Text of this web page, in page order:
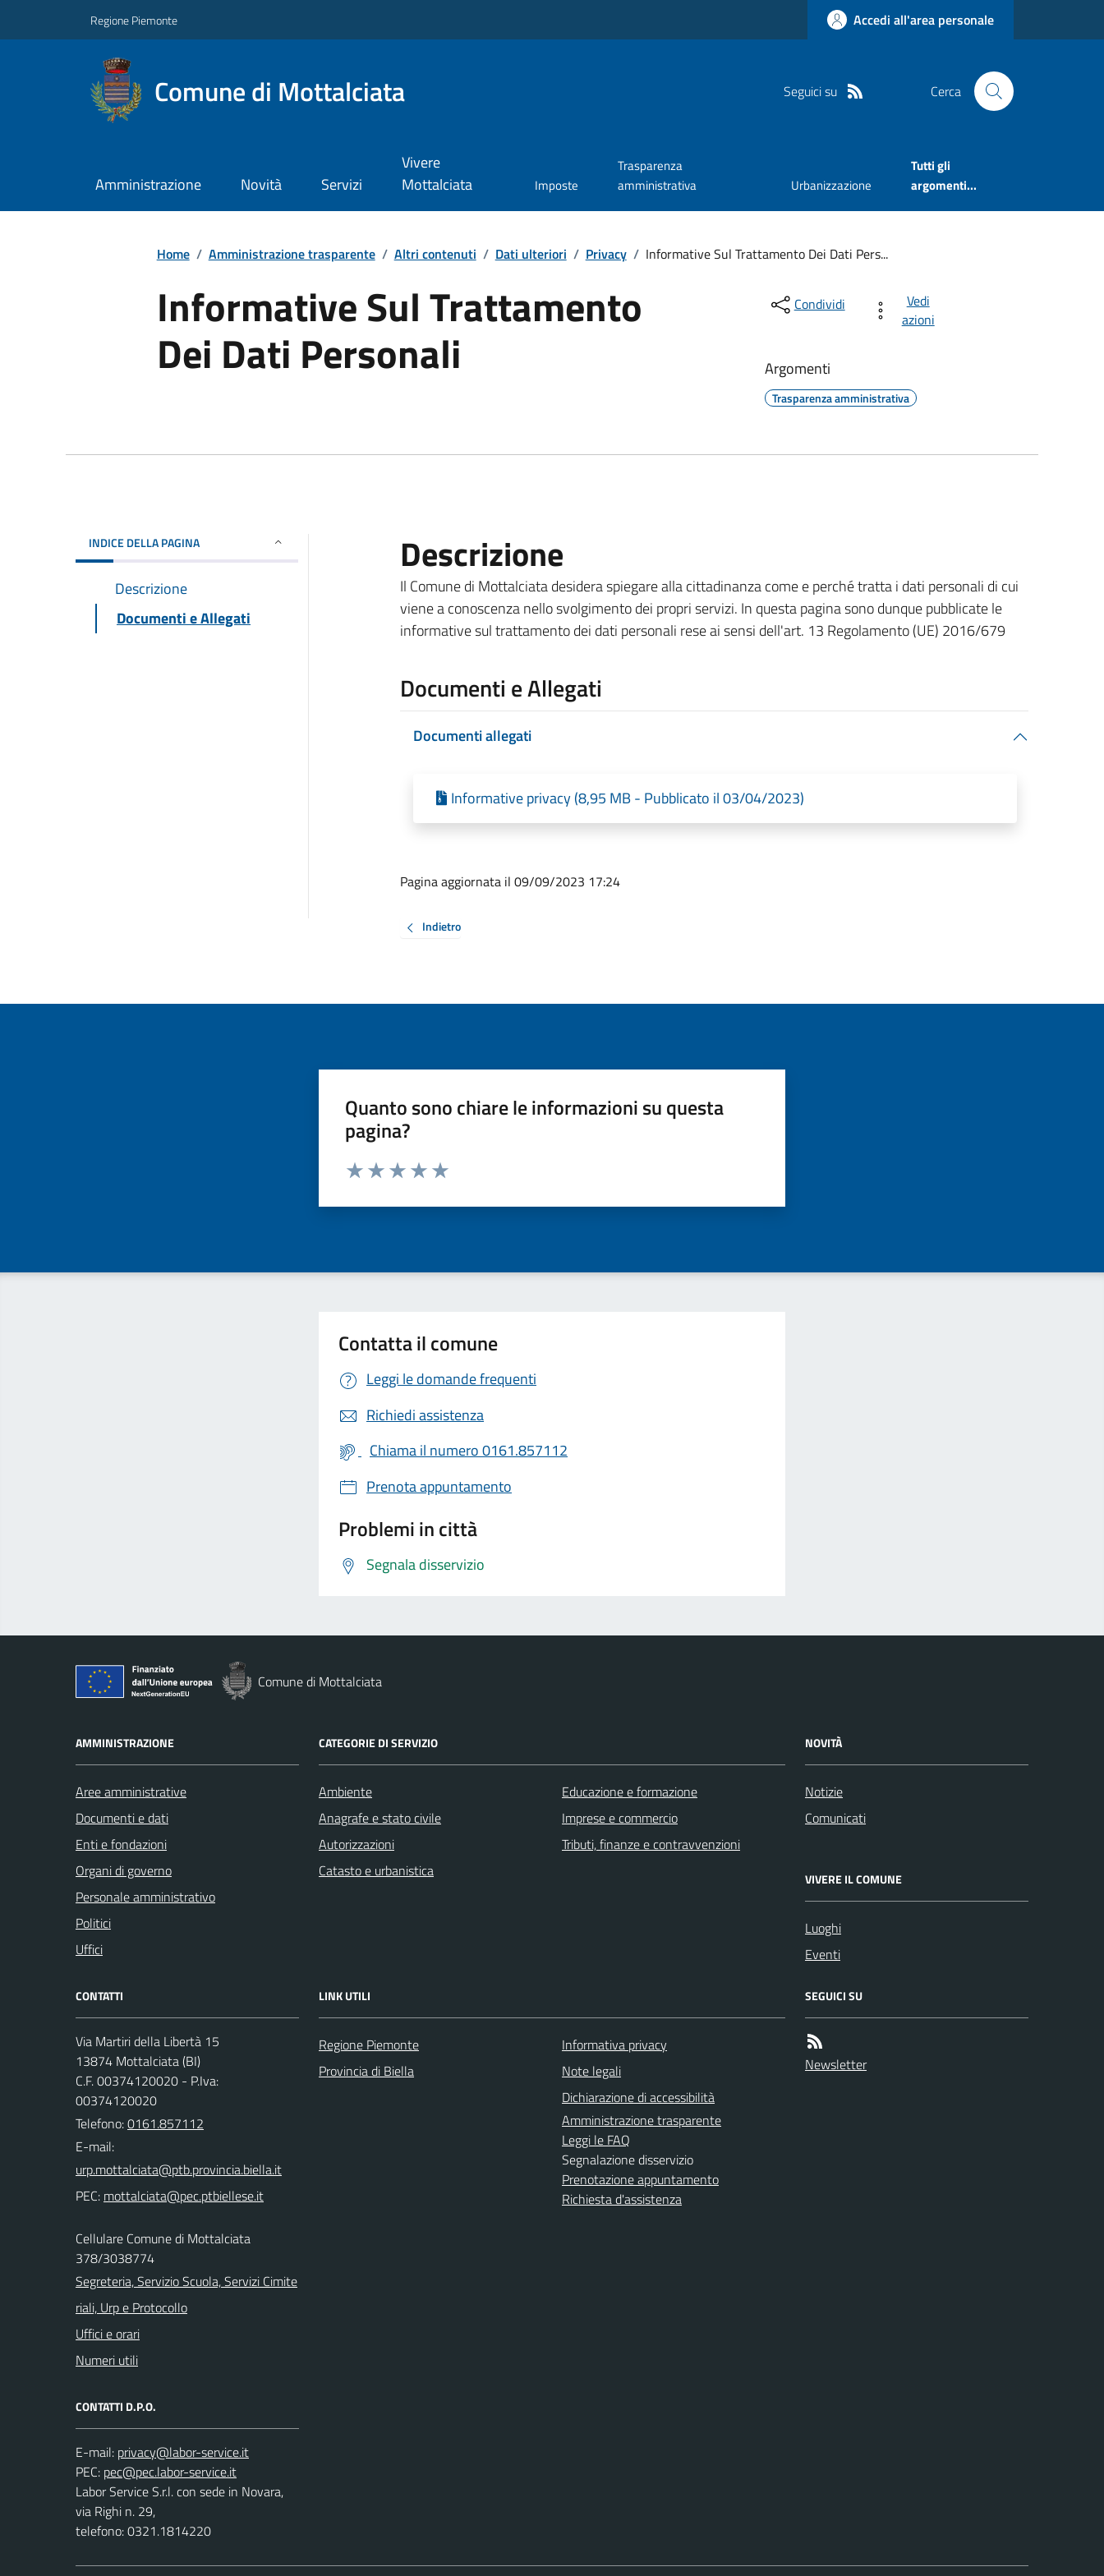
Regione Piemonte Accedi all'area personale
Comune di Mottalciata Seguici su Cerca
Amministrazione Novità Servizi
Vivere
Mottalciata
Imposte
Trasparenza
amministrativa
Urbanizzazione
Tutti gli
argomenti...
Home / Amministrazione trasparente / Altri contenuti / Dati ulteriori / Privacy / Informative Sul Trattamento Dei Dati Pers...
Informative Sul Trattamento
Dei Dati Personali
Condividi
Vedi
azioni
Argomenti
Trasparenza amministrativa
INDICE DELLA PAGINA
Descrizione
Documenti e Allegati
Descrizione
Il Comune di Mottalciata desidera spiegare alla cittadinanza come e perché tratta i dati personali di cui
viene a conoscenza nello svolgimento dei propri servizi. In questa pagina sono dunque pubblicate le
informative sul trattamento dei dati personali rese ai sensi dell'art. 13 Regolamento (UE) 2016/679
Documenti e Allegati
Documenti allegati
Informative privacy (8,95 MB - Pubblicato il 03/04/2023)
Pagina aggiornata il 09/09/2023 17:24
Indietro
Quanto sono chiare le informazioni su questa
pagina?
Valuta da 1 a 5 stelle la pagina
Contatta il comune
Leggi le domande frequenti
Richiedi assistenza
Chiama il numero 0161.857112
Prenota appuntamento
Problemi in città
Segnala disservizio
Comune di Mottalciata
AMMINISTRAZIONE
Aree amministrative
Documenti e dati
Enti e fondazioni
Organi di governo
Personale amministrativo
Politici
Uffici
CATEGORIE DI SERVIZIO
Ambiente
Anagrafe e stato civile
Autorizzazioni
Catasto e urbanistica
Educazione e formazione
Imprese e commercio
Tributi, finanze e contravvenzioni
NOVITÀ
Notizie
Comunicati
VIVERE IL COMUNE
Luoghi
Eventi
CONTATTI
Via Martiri della Libertà 15
13874 Mottalciata (BI)
C.F. 00374120020 - P.Iva:
00374120020
Telefono:0161.857112
E-mail:
PEC:
Cellulare Comune di Mottalciata
378/3038774
Segreteria, Servizio Scuola, Servizi Cimite
riali, Urp e Protocollo
Uffici e orari
Numeri utili
CONTATTI D.P.O.
E-mail:
PEC:
Labor Service S.r.l. con sede in Novara,
via Righi n. 29,
telefono: 0321.1814220
LINK UTILI
Regione Piemonte
Provincia di Biella
Informativa privacy
Note legali
Dichiarazione di accessibilità
Amministrazione trasparente
Leggi le FAQ
Segnalazione disservizio
Prenotazione appuntamento
Richiesta d'assistenza
SEGUICI SU
Newsletter